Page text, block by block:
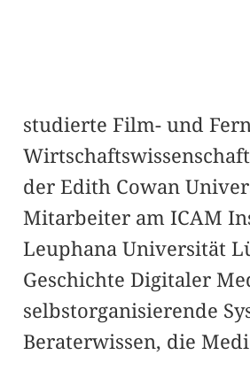
studierte Film- und
der Edith Cowan
Mitarbeiter am ICAM
Leuphana Universität
Geschichte Digitaler
selbstorganisierende
Beraterwissen, die